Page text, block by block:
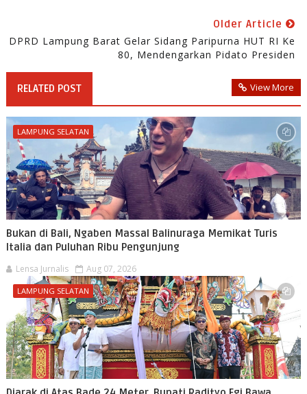
Older Article
DPRD Lampung Barat Gelar Sidang Paripurna HUT RI Ke
80, Mendengarkan Pidato Presiden
RELATED POST View More
LAMPUNG SELATAN
Bukan di Bali, Ngaben Massal Balinuraga Memikat Turis
Italia dan Puluhan Ribu Pengunjung
Lensa Jurnalis Aug 07, 2026
LAMPUNG SELATAN